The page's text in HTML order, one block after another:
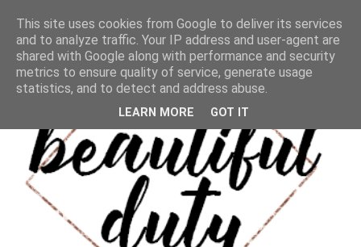
This site uses cookies from Google to deliver its services
and to analyze traffic. Your IP address and user-agent are
shared with Google along with performance and security
metrics to ensure quality of service, generate usage
statistics, and to detect and address abuse.
LEARN MORE GOT IT